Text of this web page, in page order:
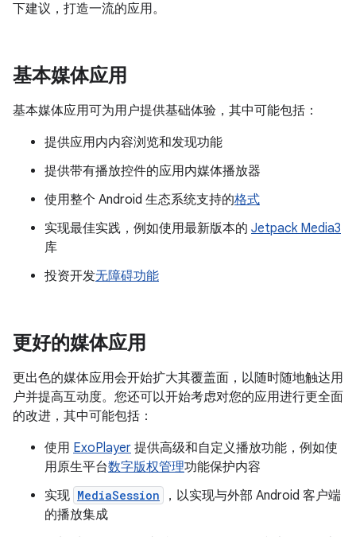
下建议，打造一流的应用。
基本媒体应用
基本媒体应用可为用户提供基础体验，其中可能包括：
提供应用内内容浏览和发现功能
提供带有播放控件的应用内媒体播放器
使用整个 Android 生态系统支持的格式
实现最佳实践，例如使用最新版本的 Jetpack Media3
库
投资开发无障碍功能
更好的媒体应用
更出色的媒体应用会开始扩大其覆盖面，以随时随地触达用
户并提高互动度。您还可以开始考虑对您的应用进行更全面
的改进，其中可能包括：
使用 ExoPlayer 提供高级和自定义播放功能，例如使
用原生平台数字版权管理功能保护内容
实现 MediaSession
，以实现与外部 Android 客户端
的播放集成